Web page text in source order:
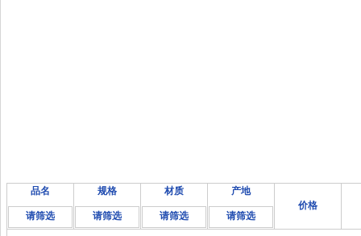
品名
请筛选
规格
请筛选
材质
请筛选
产地
请筛选
价格